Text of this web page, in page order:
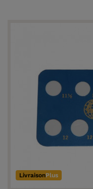
LivraisonPlus